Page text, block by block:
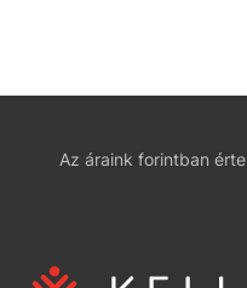
Az áraink forintban